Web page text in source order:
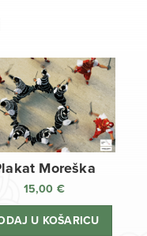
Moreška
15,00 €
U KOŠARICU